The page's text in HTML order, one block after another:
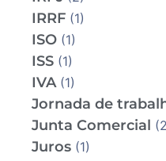
IRRF (1)
ISO (1)
ISS (1)
IVA(1)
Jornada de
Junta Comercial
Juros (1)